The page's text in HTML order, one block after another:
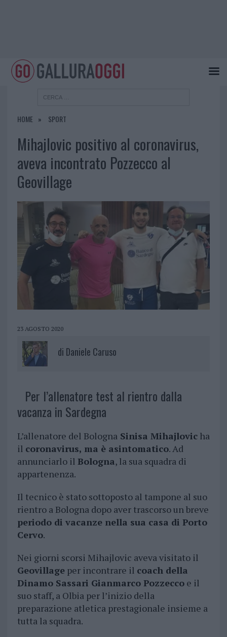
HOME SPORT
Mihajlovic positivo al coronavirus,
aveva incontrato Pozzecco al
Geovillage
23 AGOSTO 2020
di Daniele Caruso
Per l’allenatore test al rientro dalla
vacanza in Sardegna
L’allenatore del BolognaSinisa Mihajlovicha
il coronavirus, ma è asintomatico. Ad
annunciarlo il Bologna, la sua squadra di
appartenenza.
Il tecnico è stato sottoposto al tampone al suo
rientro a Bologna dopo aver trascorso un breve
periodo di vacanze nella sua casa di Porto
Cervo.
Nei giorni scorsi Mihajlovic aveva visitato il
Geovillageper incontrare il coach della
Dinamo Sassari Gianmarco Pozzeccoe il
suo staff, a Olbia per l’inizio della
preparazione atletica prestagionale insieme a
tutta la squadra.